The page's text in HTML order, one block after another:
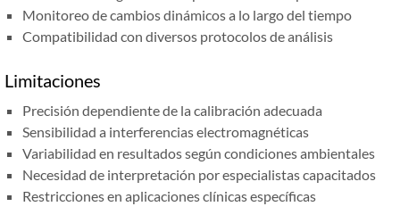
Monitoreo de cambios dinámicos a lo largo del tiempo
Compatibilidad con diversos protocolos de análisis
Limitaciones
Precisión dependiente de la calibración adecuada
Sensibilidad a interferencias electromagnéticas
Variabilidad en resultados según condiciones ambientales
Necesidad de interpretación por especialistas capacitados
Restricciones en aplicaciones clínicas específicas